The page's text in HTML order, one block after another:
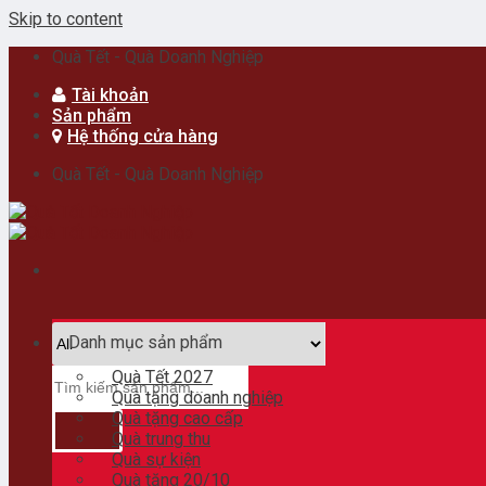
Skip to content
Quà Tết - Quà Doanh Nghiệp
Tài khoản
Sản phẩm
Hệ thống cửa hàng
Quà Tết - Quà Doanh Nghiệp
Danh mục sản phẩm
Quà Tết 2027
Quà tặng doanh nghiệp
Quà tặng cao cấp
Quà trung thu
Quà sự kiện
Quà tặng 20/10